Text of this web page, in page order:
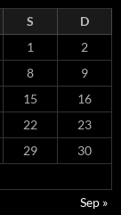
S
D
1
2
8
9
15
16
22
23
29
30
Sep »